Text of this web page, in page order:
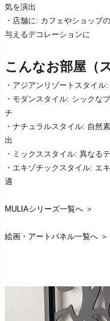
気を演出
・店舗に: カフェやショップ
与えるデコレーションに
こんなお部屋（
・アジアンリゾートスタイ
・モダンスタイル: シックな
チ
・ナチュラルスタイル: 自然
出
・ミックススタイル: 異なる
・エキゾチックスタイル: エ
適
MULIAシリーズ一覧へ ＞
絵画・アートパネル一覧へ ＞